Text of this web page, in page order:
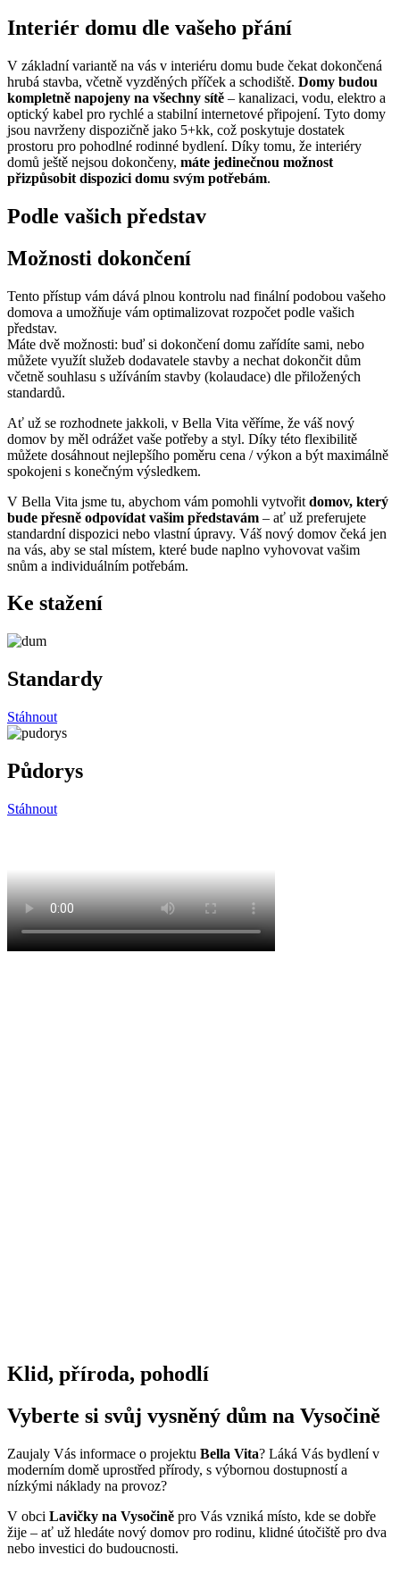
Interiér domu dle vašeho přání
V základní variantě na vás v interiéru domu bude čekat dokončená
hrubá stavba, včetně vyzděných příček a schodiště. Domy budou
kompletně napojeny na všechny sítě – kanalizaci, vodu, elektro a
optický kabel pro rychlé a stabilní internetové připojení. Tyto domy
jsou navrženy dispozičně jako 5+kk, což poskytuje dostatek
prostoru pro pohodlné rodinné bydlení. Díky tomu, že interiéry
domů ještě nejsou dokončeny, máte jedinečnou možnost
přizpůsobit dispozici domu svým potřebám.
Podle vašich představ
Možnosti dokončení
Tento přístup vám dává plnou kontrolu nad finální podobou vašeho
domova a umožňuje vám optimalizovat rozpočet podle vašich
představ.
Máte dvě možnosti: buď si dokončení domu zařídíte sami, nebo
můžete využít služeb dodavatele stavby a nechat dokončit dům
včetně souhlasu s užíváním stavby (kolaudace) dle přiložených
standardů.
Ať už se rozhodnete jakkoli, v Bella Vita věříme, že váš nový
domov by měl odrážet vaše potřeby a styl. Díky této flexibilitě
můžete dosáhnout nejlepšího poměru cena / výkon a být maximálně
spokojeni s konečným výsledkem.
V Bella Vita jsme tu, abychom vám pomohli vytvořit domov, který
bude přesně odpovídat vašim představám – ať už preferujete
standardní dispozici nebo vlastní úpravy. Váš nový domov čeká jen
na vás, aby se stal místem, které bude naplno vyhovovat vašim
snům a individuálním potřebám.
Ke stažení
Standardy
Stáhnout
Půdorys
Stáhnout
Klid, příroda, pohodlí
Vyberte si svůj vysněný dům na Vysočině
Zaujaly Vás informace o projektu Bella Vita? Láká Vás bydlení v
moderním domě uprostřed přírody, s výbornou dostupností a
nízkými náklady na provoz?
V obci Lavičky na Vysočině pro Vás vzniká místo, kde se dobře
žije – ať už hledáte nový domov pro rodinu, klidné útočiště pro dva
nebo investici do budoucnosti.